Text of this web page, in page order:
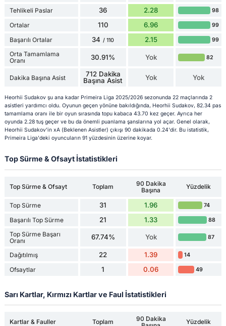
Tehlikeli Paslar 36 2.28 98
Ortalar 110 6.96 99
Başarılı Ortalar 34 / 110 2.15 99
Orta Tamamlama
Oranı
30.91% Yok 82
Dakika Başına Asist
712 Dakika
Başına Asist
Yok Yok
Heorhii Sudakov şu ana kadar Primeira Liga 2025/2026 sezonunda 22 maçlarında 2
asistleri yardımcı oldu. Oyunun geçen yönüne bakıldığında, Heorhii Sudakov, 82.34 pas
tamamlama oranı ile bir oyun sırasında topu kabaca 43.70 kez geçer. Ayrıca her
oyunda 2.28 tuş geçer ve bu da önemli puanlama şanslarına yol açar. Genel olarak,
Heorhii Sudakov'in xA (Beklenen Asistler) çıkışı 90 dakikada 0.24'dir. Bu istatistik,
Primeira Liga'deki oyuncuların 91 yüzdesinin üzerine koyar.
Top Sürme & Ofsayt İstatistikleri
Top Sürme & Ofsayt Toplam
90 Dakika
Başına
Yüzdelik
Top Sürme 31 1.96 74
Başarılı Top Sürme 21 1.33 88
Top Sürme Başarı
Oranı
67.74% Yok 87
Dağıtılmış 22 1.39 14
Ofsaytlar 1 0.06 49
Sarı Kartlar, Kırmızı Kartlar ve Faul İstatistikleri
Kartlar & Fauller Toplam
90 Dakika
Yüzdelik